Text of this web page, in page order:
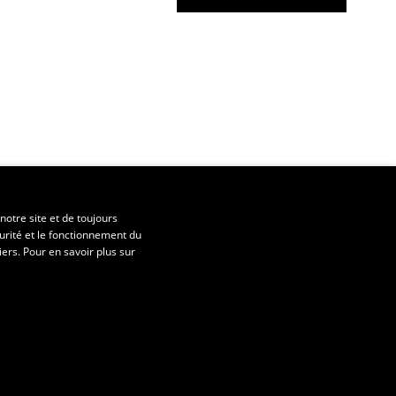
site et de toujours
et le fonctionnement du
Pour en savoir plus sur